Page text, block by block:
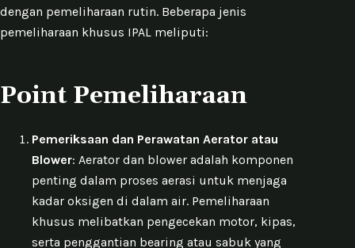
dengan pemeliharaan rutin. Beberapa jenis
pemeliharaan khusus IPAL meliputi:
Point Pemeliharaan
Pemeriksaan dan Perawatan Aerator atau
Blower: Aerator dan blower adalah komponen
penting dalam proses aerasi untuk menjaga
kadar oksigen di dalam air. Pemeliharaan
khusus melibatkan pengecekan motor, kipas,
serta penggantian bearing atau sabuk yang